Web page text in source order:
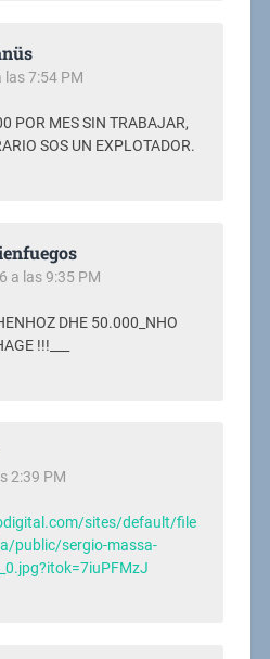
7:54 PM
POR MES SIN TRABAJAR,
SOS UN EXPLOTADOR.
a las 9:35 PM
DHE 50.000_NHO
!!!___
2:39 PM
sites/default/file
public/sergio-massa-